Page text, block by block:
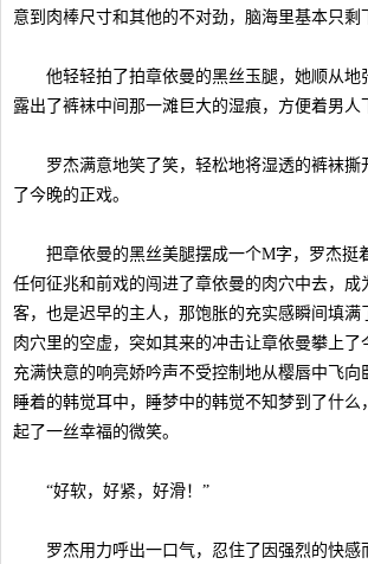
意到肉棒尺寸和其他的不对劲，脑海里基本只剩
他轻轻拍了拍章依曼的黑丝玉腿，她顺从地
露出了裤袜中间那一滩巨大的湿痕，方便着男人
罗杰满意地笑了笑，轻松地将湿透的裤袜撕
了今晚的正戏。
把章依曼的黑丝美腿摆成一个M字，罗杰挺
任何征兆和前戏的闯进了章依曼的肉穴中去，成
客，也是迟早的主人，那饱胀的充实感瞬间填满
肉穴里的空虚，突如其来的冲击让章依曼攀上了
充满快意的响亮娇吟声不受控制地从樱唇中飞向
睡着的韩觉耳中，睡梦中的韩觉不知梦到了什么
起了一丝幸福的微笑。
“好软，好紧，好滑！”
罗杰用力呼出一口气，忍住了因强烈的快感